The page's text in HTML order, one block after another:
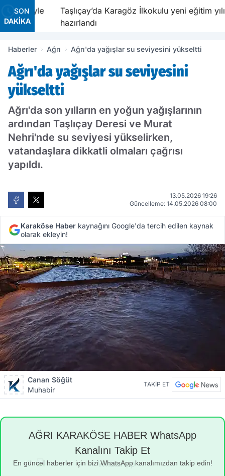
SON
DAKİKA
Taşlıçay’da Karagöz İlkokulu yeni eğitim yılına
hazırlandı
Haberler Ağrı Ağrı'da yağışlar su seviyesini yükseltti
Ağrı'da yağışlar su seviyesini
yükseltti
Ağrı'da son yılların en yoğun yağışlarının
ardından Taşlıçay Deresi ve Murat
Nehri'nde su seviyesi yükselirken,
vatandaşlara dikkatli olmaları çağrısı
yapıldı.
13.05.2026 19:26
Güncelleme: 14.05.2026 08:00
Karaköse Haber kaynağını Google'da tercih edilen kaynak
olarak ekleyin!
Canan Söğüt
Muhabir
TAKİP ET
AĞRI KARAKÖSE HABER WhatsApp
Kanalını Takip Et
En güncel haberler için bizi WhatsApp kanalımızdan takip edin!